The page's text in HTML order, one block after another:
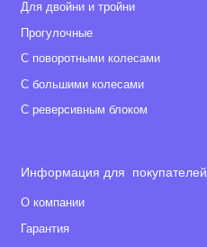
Для двойни и тройни
Прогулочные
С поворотными колесами
С большими колесами
С реверсивным блоком
Информация для покупателей
О компании
Гарантия